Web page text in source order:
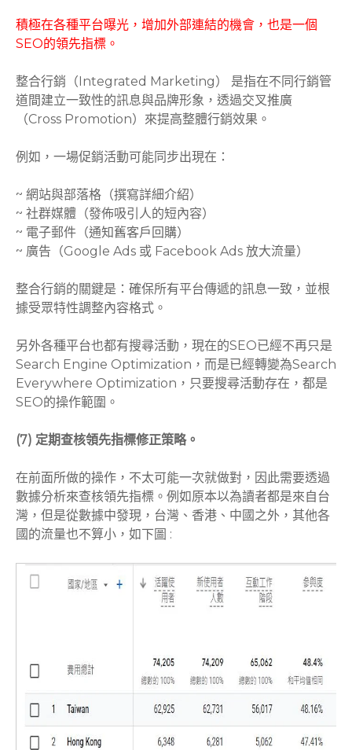
積極在各種平台曝光，增加外部連結的機會，也是一個
SEO的領先指標。
整合行銷（Integrated Marketing） 是指在不同行銷管
道間建立一致性的訊息與品牌形象，透過交叉推廣
（Cross Promotion）來提高整體行銷效果。
例如，一場促銷活動可能同步出現在：
~ 網站與部落格（撰寫詳細介紹）
~ 社群媒體（發佈吸引人的短內容）
~ 電子郵件（通知舊客戶回購）
~ 廣告（Google Ads 或 Facebook Ads 放大流量）
整合行銷的關鍵是：確保所有平台傳遞的訊息一致，並根
據受眾特性調整內容格式。
另外各種平台也都有搜尋活動，現在的SEO已經不再只是
Search Engine Optimization，而是已經轉變為Search
Everywhere Optimization，只要搜尋活動存在，都是
SEO的操作範圍。
(7) 定期查核領先指標修正策略。
在前面所做的操作，不太可能一次就做對，因此需要透過
數據分析來查核領先指標。例如原本以為讀者都是來自台
灣，但是從數據中發現，台灣、香港、中國之外，其他各
國的流量也不算小，如下圖 :